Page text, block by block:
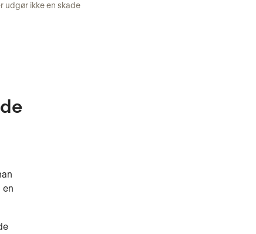
udgør ikke en skade
en